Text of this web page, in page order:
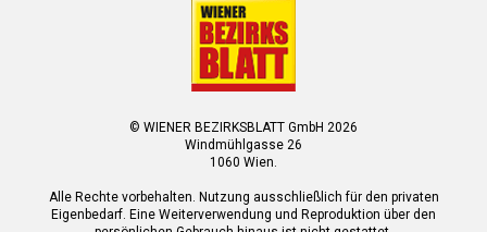
© WIENER BEZIRKSBLATT GmbH 2026
Windmühlgasse 26
1060 Wien.
Alle Rechte vorbehalten. Nutzung ausschließlich für den privaten
Eigenbedarf. Eine Weiterverwendung und Reproduktion über den